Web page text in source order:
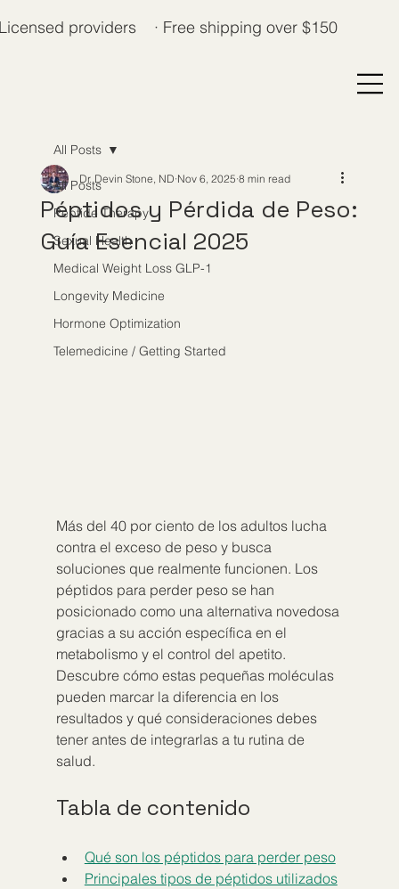
providers · Free shipping over $150
All Posts
Peptide Therapy
Sexual Health
Medical Weight Loss GLP-1
Longevity Medicine
Hormone Optimization
Telemedicine / Getting Started
All Posts
Péptidos y Pérdida de Peso:
Guía Esencial 2025
Dr. Devin Stone, ND Nov 6, 2025 8 min read
Más del 40 por ciento de los adultos lucha
contra el exceso de peso y busca
soluciones que realmente funcionen. Los
péptidos para perder peso se han
posicionado como una alternativa novedosa
gracias a su acción específica en el
metabolismo y el control del apetito.
Descubre cómo estas pequeñas moléculas
pueden marcar la diferencia en los
resultados y qué consideraciones debes
tener antes de integrarlas a tu rutina de
salud.
Tabla de contenido
Qué son los péptidos para perder peso
Principales tipos de péptidos utilizados